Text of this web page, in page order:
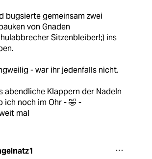
bugsierte gemeinsam zwei
von Gnaden
Sitzenbleiber!;) ins
- war ihr jedenfalls nicht.
abendliche Klappern der Nadeln
ich noch im Ohr - 🤣 -
mal